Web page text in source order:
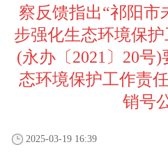
察反馈指出“祁阳市
步强化生态环境保护
(永办〔2021〕20号
态环境保护工作责
销号
2025-03-19 16:39